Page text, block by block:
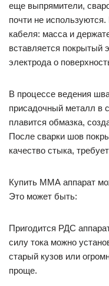
еще выпрямители,
почти не
кабеля: масса и
вставляется покрытый
электрода о
В процессе ведения
присадочный металл в
плавится обмазка,
После сварки шов
качество стыка,
Купить ММА аппарат
Это может быть:
Пригодится РДС
силу тока можно
старый кузов или
проще.